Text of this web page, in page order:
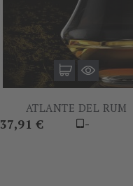
ATLANTE DEL RUM
Prezzo
37,91 € -